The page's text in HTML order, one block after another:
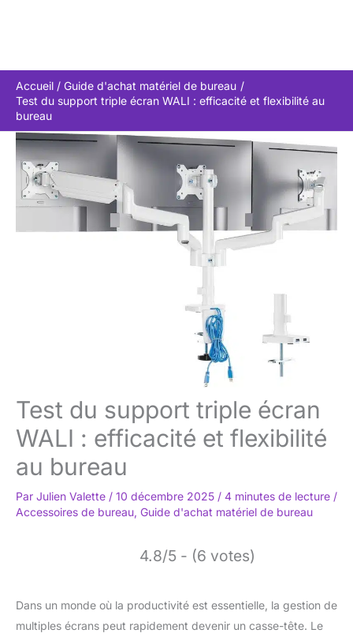
Accueil
Guide d'achat matériel de bureau
Test du support triple écran WALI : efficacité et flexibilité au
bureau
Test du support triple écran
WALI : efficacité et flexibilité
au bureau
Par Julien Valette / 10 décembre 2025 / 4 minutes de lecture /
Accessoires de bureau, Guide d'achat matériel de bureau
4.8/5 - (6 votes)
Dans un monde où la productivité est essentielle, la gestion de
multiples écrans peut rapidement devenir un casse-tête. Le